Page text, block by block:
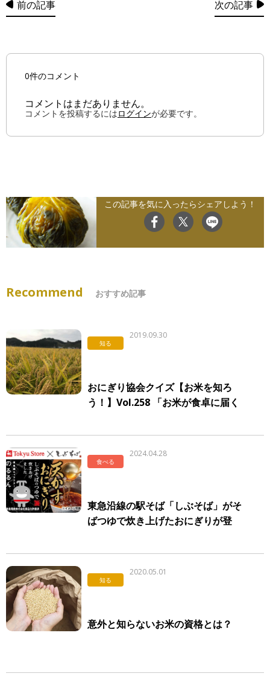
前の記事 次の記事
0件のコメント
コメントはまだありません。
コメントを投稿するにはログインが必要です。
この記事を気に入ったらシェアしよう！
Recommend おすすめ記事
知る
2019.09.30
おにぎり協会クイズ【お米を知ろ
う！】Vol.258 「お米が食卓に届く
食べる
2024.04.28
東急沿線の駅そば「しぶそば」がそ
ばつゆで炊き上げたおにぎりが登
知る
2020.05.01
意外と知らないお米の資格とは？